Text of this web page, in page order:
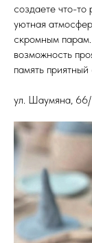
создаете что-то
уютная
скромным
возможность
память приятный
ул. Шаумяна,